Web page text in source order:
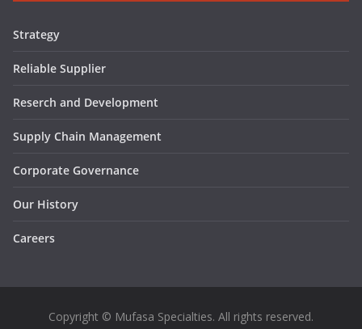
Strategy
Reliable Supplier
Reserch and Development
Supply Chain Management
Corporate Governance
Our History
Careers
Copyright © Mufasa Specialties. All rights reserved.